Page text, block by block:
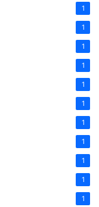
1
1
1
1
1
1
1
1
1
1
1